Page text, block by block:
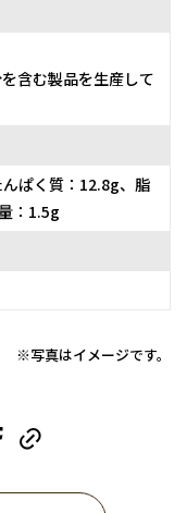
含む製品を生産して
ぱく質：12.8g、脂
：1.5g
※写真はイメージです。